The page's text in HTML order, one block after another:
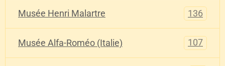
Musée Henri Malartre 136
Musée Alfa-Roméo (Italie) 107